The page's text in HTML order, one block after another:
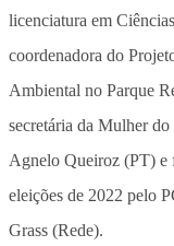
licenciatura em
coordenadora do
Ambiental no Parque
secretária da Mulher
Agnelo Queiroz (PT) e
eleições de 2022 pelo
Grass (Rede).